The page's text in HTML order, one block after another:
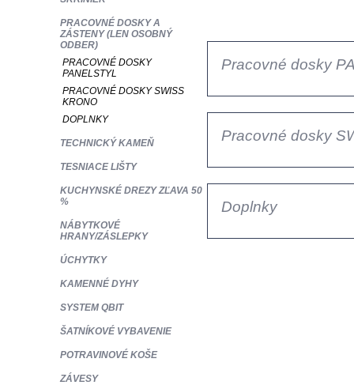
PRACOVNÉ DOSKY A
ZÁSTENY (LEN OSOBNÝ
ODBER)
PRACOVNÉ DOSKY
PANELSTYL
PRACOVNÉ DOSKY SWISS
KRONO
DOPLNKY
TECHNICKÝ KAMEŇ
TESNIACE LIŠTY
KUCHYNSKÉ DREZY ZĽAVA 50
%
NÁBYTKOVÉ
HRANY/ZÁSLEPKY
ÚCHYTKY
KAMENNÉ DYHY
SYSTEM QBIT
ŠATNÍKOVÉ VYBAVENIE
POTRAVINOVÉ KOŠE
ZÁVESY
Pracovné dosky
Pracovné dosky
Doplnky